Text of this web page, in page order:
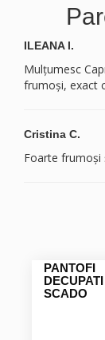
ILEANA I.
Mulțumesc
frumoși, exact
Cristina C.
Foarte frumoși
PANTOFI
DECUPATI
SCADO